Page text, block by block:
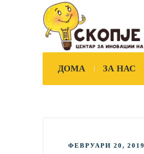
ДОМА ЗА НАС
ФЕВРУАРИ 20, 2019